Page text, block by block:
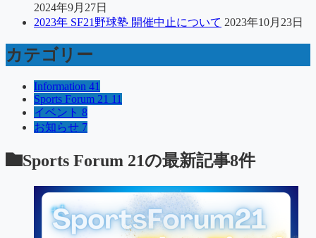
2024年9月27日
2023年 SF21野球塾 開催中止について 2023年10月23日
カテゴリー
Information 41
Sports Forum 21 11
イベント 8
お知らせ 7
Sports Forum 21の最新記事8件